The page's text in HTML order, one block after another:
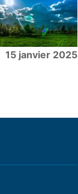
15 janvier 2025